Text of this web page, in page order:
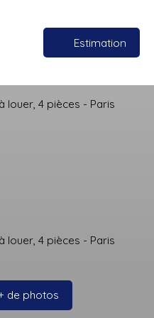
Estimation
de photos